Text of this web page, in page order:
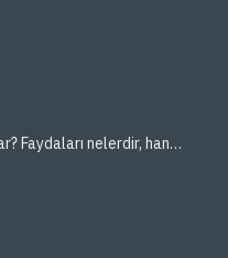
Omega 3 nedir, ne işe yarar? Faydaları nelerdir, hangi gıdalarda bulunur ?